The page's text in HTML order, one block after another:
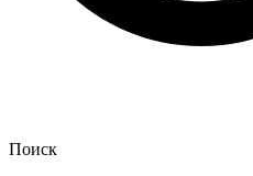
Поиск